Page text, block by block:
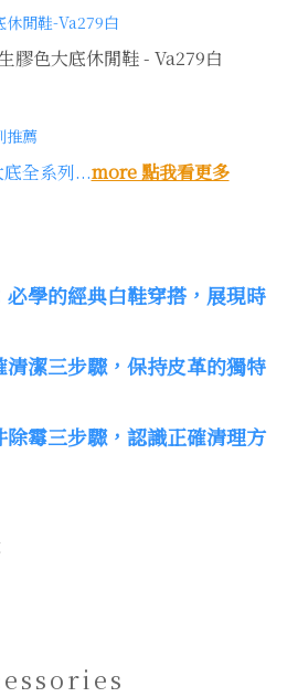
膠色大底休閒鞋 - Va279白
全系列...more 點我看更多
學的經典白鞋穿搭，展現時
潔三步驟，保持皮革的獨特
霉三步驟，認識正確清理方